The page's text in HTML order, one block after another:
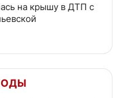
на крышу в ДТП с